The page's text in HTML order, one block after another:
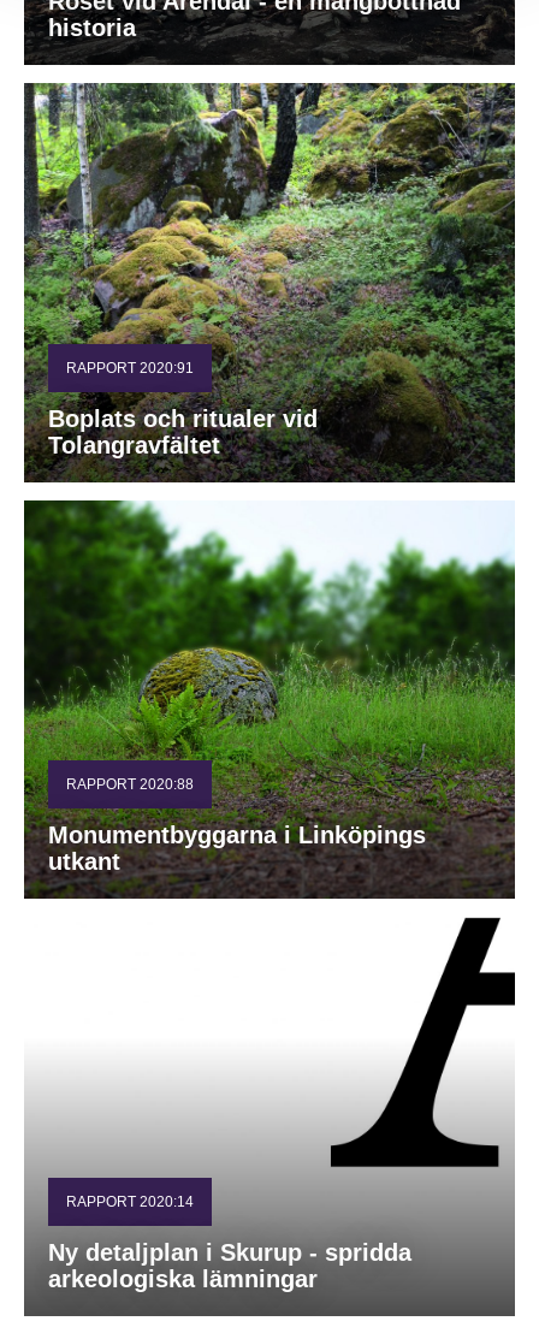
historia
RAPPORT 2020:91
Boplats och ritualer vid
Tolangravfältet
RAPPORT 2020:88
Monumentbyggarna i Linköpings
utkant
RAPPORT 2020:14
Ny detaljplan i Skurup - spridda
arkeologiska lämningar